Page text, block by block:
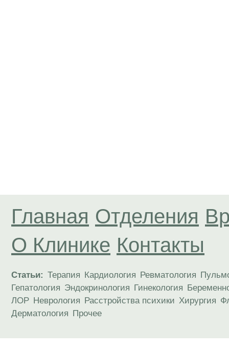
Главная Отделения
О Клинике Контакты
Статьи: Терапия Кардиология Ревматология
Гепатология Эндокринология Гинекология
ЛОР Неврология Расстройства психики Хирургия
Дерматология Прочее